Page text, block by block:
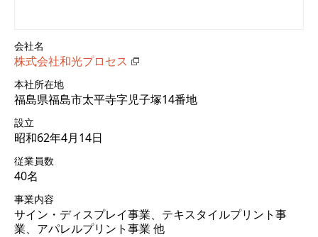
会社名
株式会社和光プロセス
本社所在地
福島県福島市太平寺字児子塚14番地
設立
昭和62年4月14日
従業員数
40名
事業内容
サイン・ディスプレイ事業、テキスタイルプリント事
業、アパレルプリント事業 他